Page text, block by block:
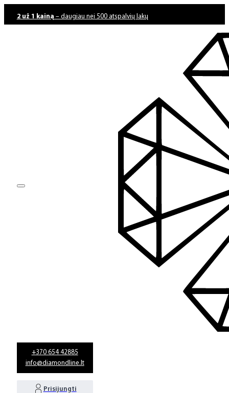
2 už 1 kainą – daugiau nei 500 atspalvių lakų
+370 654 42885
info@diamondline.lt
Prisijungti